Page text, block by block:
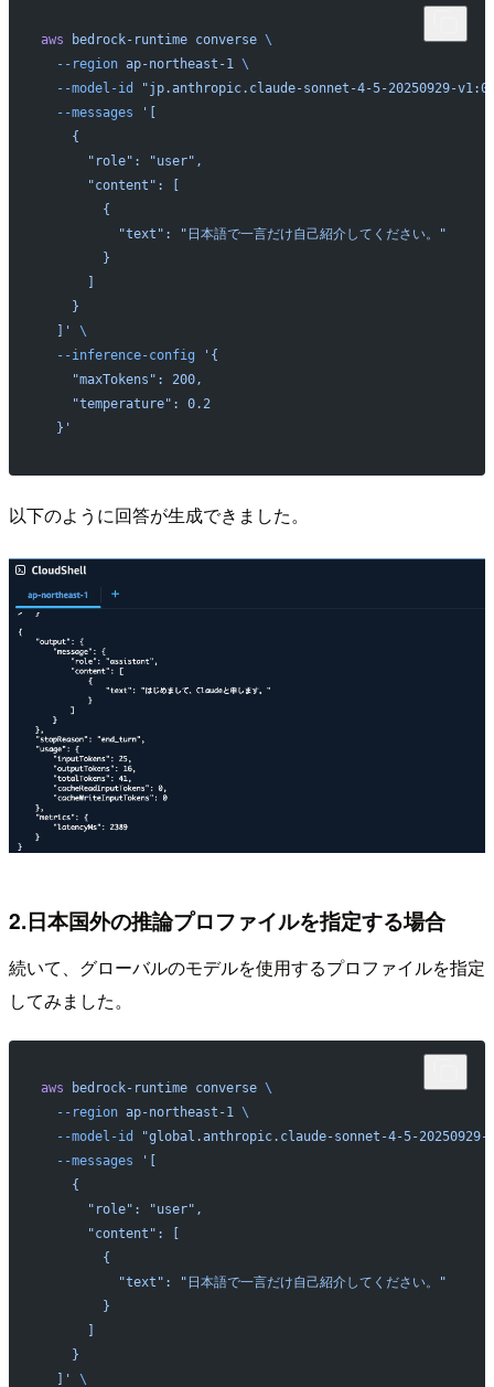
aws bedrock-runtime converse \
  --region
ap-northeast-1 \
  --model-id
"jp.anthropic.claude-sonnet-4-5-20250929-
  --messages
'[
    {
      "role": "user",
      "content": [
        {
          "text": "日本語で一言だけ自己紹介してください。"
        }
    }
  ]'
\
  --inference-config
'{
    "maxTokens": 200,
    "temperature": 0.2
  }'
以下のように回答が生成できました。
2.日本国外の推論プロファイルを指定する場合
続いて、グローバルのモデルを使用するプロファイルを指定
してみました。
aws bedrock-runtime converse \
  --region
ap-northeast-1
\
  --model-id
"global.anthropic.claude-sonnet-4-5-20250929-
  --messages
'[
    {
      "role": "user",
      "content": [
        {
          "text": "日本語で一言だけ自己紹介してください。"
        }
      ]
    }
  ]'
\